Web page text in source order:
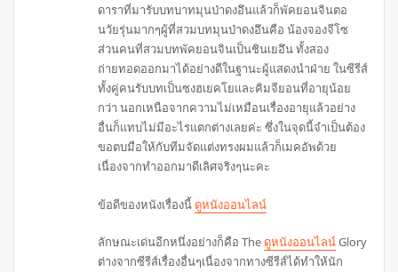
ดาราที่มารับบทบาทมุนป่าดงอึนแล้วก็พัคยอนจินตอ
นวัยรุ่นมากๆผู้ที่สวมบทมุนป่าดงอึนคือ น้องจองจีโซ
ส่วนคนที่สวมบทพัคยอนจินเป็นชินเยอึน ทั้งสอง
ถ่ายทอดออกมาได้อย่างดีในฐานะผู้แสดงนำฝ่าย ในซีรีส์
ทั้งคู่คนรับบทเป็นซงฮเยคโยและคิมจียอนที่อายุน้อย
กว่า นอกเหนือจากความไม่เหมือนเรื่องอายุแล้วอย่าง
อื่นก็แทบไม่มีอะไรแตกต่างเลยค่ะ ซึ่งในจุดนี้จำเป็นต้อง
ขอตบมือให้กับทีมจัดแต่งทรงผมแล้วก็เมคอัพด้วย
เนื่องจากทำออกมาดีเลิศจริงๆนะคะ
ข้อดีของหนังเรื่องนี้ ดูหนังออนไลน์
ลักษณะเด่นอีกหนึ่งอย่างก็คือ The ดูหนังออนไลน์Glory
ต่างจากซีรีส์เรื่องอื่นๆเนื่องจากทางซีรีส์ได้ทำให้นัก